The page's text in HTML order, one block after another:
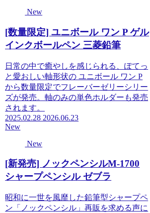
New
[数量限定] ユニボール ワン P ゲル
インクボールペン 三菱鉛筆
日常の中で癒やしを感じられる、ぽてっ
と愛おしい軸形状の ユニボール ワン P
から数量限定でフレーバーゼリーシリー
ズが発売。軸のみの単色ホルダーも発売
されます。
2025.02.28 2026.06.23
New
New
[新発売] ノックペンシルM-1700
シャープペンシル ゼブラ
昭和に一世を風靡した鉛筆型シャープペ
ン「ノックペンシル」再販を求める声に